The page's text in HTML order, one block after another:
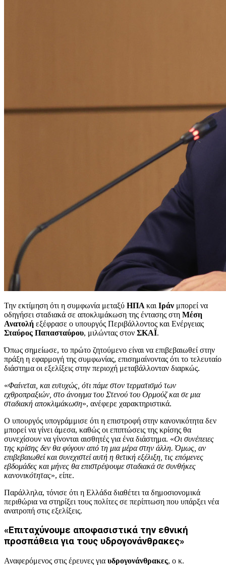
Την εκτίμηση ότι η συμφωνία μεταξύ ΗΠΑ και Ιράν μπορεί να
οδηγήσει σταδιακά σε αποκλιμάκωση της έντασης στη Μέση
Ανατολή εξέφρασε ο υπουργός Περιβάλλοντος και Ενέργειας
Σταύρος Παπασταύρου, μιλώντας στον ΣΚΑΪ.
Όπως σημείωσε, το πρώτο ζητούμενο είναι να επιβεβαιωθεί στην
πράξη η εφαρμογή της συμφωνίας, επισημαίνοντας ότι το τελευταίο
διάστημα οι εξελίξεις στην περιοχή μεταβάλλονταν διαρκώς.
«Φαίνεται, και ευτυχώς, ότι πάμε στον τερματισμό των
εχθροπραξιών, στο άνοιγμα του Στενού του Ορμούζ και σε μια
σταδιακή αποκλιμάκωση», ανέφερε χαρακτηριστικά.
Ο υπουργός υπογράμμισε ότι η επιστροφή στην κανονικότητα δεν
μπορεί να γίνει άμεσα, καθώς οι επιπτώσεις της κρίσης θα
συνεχίσουν να γίνονται αισθητές για ένα διάστημα. «Οι συνέπειες
της κρίσης δεν θα φύγουν από τη μια μέρα στην άλλη. Όμως, αν
επιβεβαιωθεί και συνεχιστεί αυτή η θετική εξέλιξη, τις επόμενες
εβδομάδες και μήνες θα επιστρέψουμε σταδιακά σε συνθήκες
κανονικότητας», είπε.
Παράλληλα, τόνισε ότι η Ελλάδα διαθέτει τα δημοσιονομικά
περιθώρια να στηρίξει τους πολίτες σε περίπτωση που υπάρξει νέα
ανατροπή στις εξελίξεις.
«Επιταχύνουμε αποφασιστικά την εθνική
προσπάθεια για τους υδρογονάνθρακες»
Αναφερόμενος στις έρευνες για υδρογονάνθρακες, ο κ.